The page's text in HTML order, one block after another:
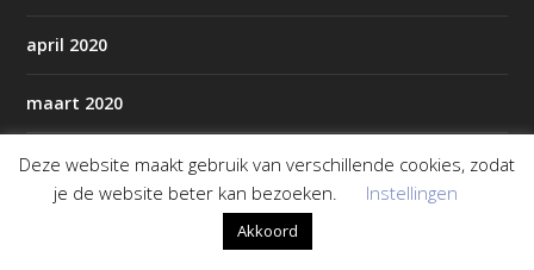
april 2020
maart 2020
februari 2020
Deze website maakt gebruik van verschillende cookies, zodat
je de website beter kan bezoeken.
Instellingen
Akkoord